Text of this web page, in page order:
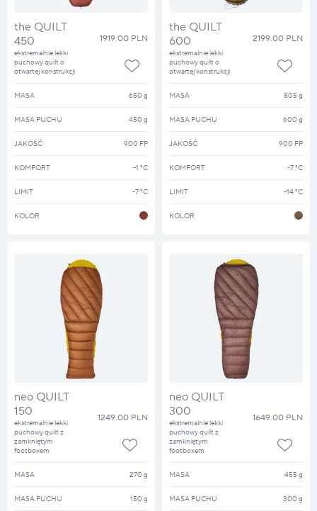
1919.00 PLN
the QUILT
450
ekstremalnie lekki
puchowy quilt o
otwartej konstrukcji
JAKOŚĆ 900 FP
KOMFORT -1 °C
LIMIT -7 °C
MASA 650 g
MASA PUCHU 450 g
KOLOR
2199.00 PLN
the QUILT
600
ekstremalnie lekki
puchowy quilt o
otwartej konstrukcji
JAKOŚĆ 900 FP
KOMFORT -7 °C
LIMIT -14 °C
MASA 805 g
MASA PUCHU 600 g
KOLOR
1249.00 PLN
neo QUILT
150
ekstremalnie lekki
puchowy quilt z
zamkniętym
footboxem
MASA 270 g
MASA PUCHU 150 g
1649.00 PLN
neo QUILT
300
ekstremalnie lekki
puchowy quilt z
zamkniętym
footboxem
MASA 455 g
MASA PUCHU 300 g